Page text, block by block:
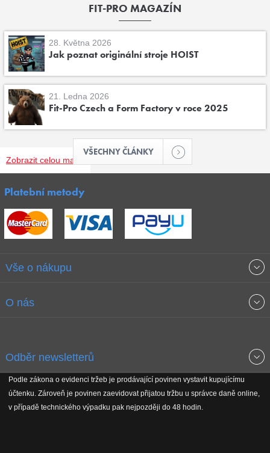
Zobrazit celou mapu
FIT-PRO MAGAZÍN
28. Května 2026
Jak poznat originální stroje HOIST
21. Ledna 2026
Fit-Pro Czech a Form Factory v roce 2025
VŠECHNY ČLÁNKY
Platební metody
Vše o nákupu
Obchodní podmínky
Reklamační řád
O nás
Koho podporujeme
Odběr newsletterů
Podle zákona o evidenci tržeb je prodávající povinen vystavit kupujícímu
účtenku. Zároveň je povinen zaevidovat přijatou tržbu u správce daně online,
v případě technického výpadku pak nejpozději do 48 hodin.